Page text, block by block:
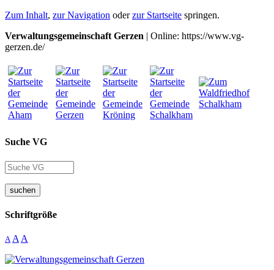
Zum Inhalt, zur Navigation oderzur Startseite springen.
Verwaltungsgemeinschaft Gerzen | Online: https://www.vg-
gerzen.de/
Suche VG
suchen
Schriftgröße
A A A